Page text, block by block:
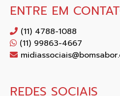
ENTRE EM
(11) 4788-1088
(11) 99863-4667
REDES SOCIAIS